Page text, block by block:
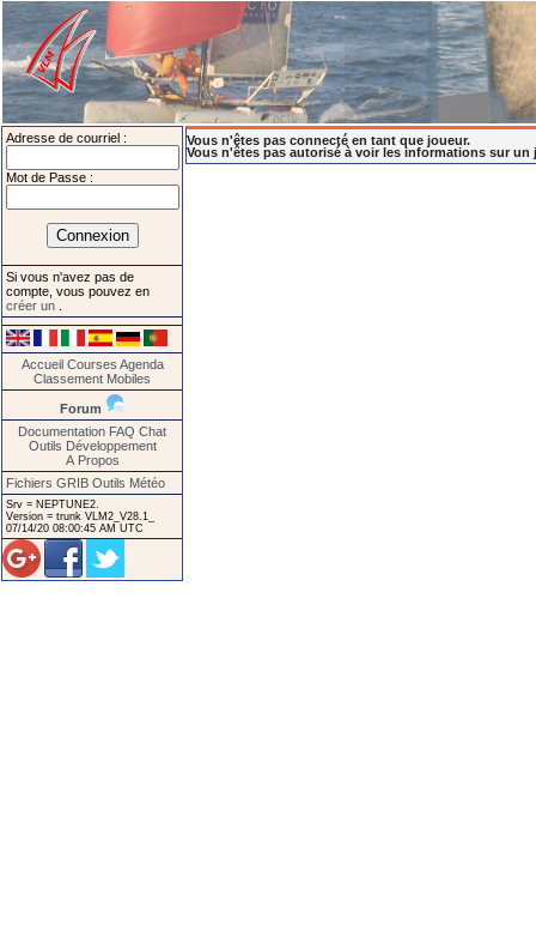
Adresse de courriel :
Mot de Passe :
Si vous n'avez pas de
compte, vous pouvez en
créer un
Accueil Courses Agenda
Classement Mobiles
Forum
Documentation FAQ Chat
Outils Développement
A Propos
Fichiers GRIB Outils Météo
Srv = NEPTUNE2.
Version = trunk VLM2_V28.1_
07/14/20 08:00:45 AM UTC
Vous n'êtes pas connecté en tant que joueur.
Vous n'êtes pas autorisé à voir les informations sur un